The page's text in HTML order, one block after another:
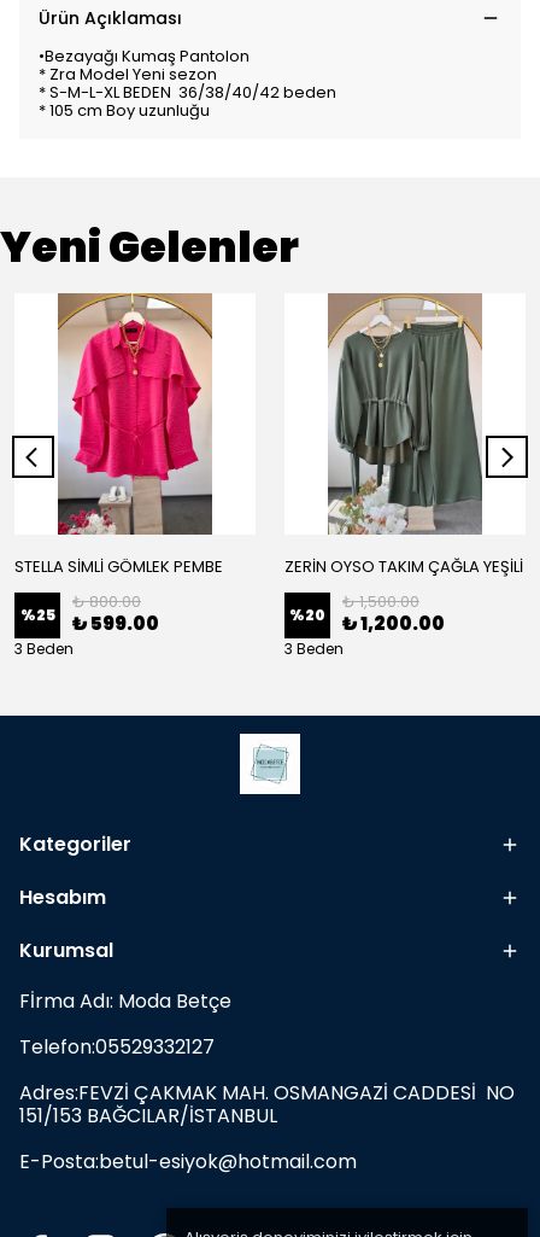
Ürün Açıklaması
•Bezayağı Kumaş Pantolon
* Zra Model Yeni sezon
* ⁠S-M-L-XL BEDEN 36/38/40/42 beden
* ⁠105 cm Boy uzunluğu
Yeni Gelenler
STELLA SİMLİ GÖMLEK PEMBE
%25
₺ 800.00
₺ 599.00
3 Beden
ZERİN OYSO TAKIM ÇAĞLA YEŞİLİ
%20
₺ 1,500.00
₺ 1,200.00
3 Beden
Kategoriler
Hesabım
Kurumsal
Fİrma Adı: Moda Betçe
Telefon:05529332127
Adres:FEVZİ ÇAKMAK MAH. OSMANGAZİ CADDESİ NO
151/153 BAĞCILAR/İSTANBUL
E-Posta:betul-esiyok@hotmail.com